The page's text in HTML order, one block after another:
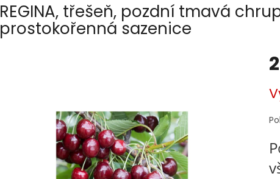
REGINA, třešeň, pozdní tmavá
prostokořenná sazenice